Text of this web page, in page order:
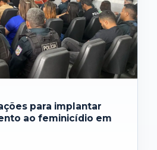
para implantar
ao feminicídio em